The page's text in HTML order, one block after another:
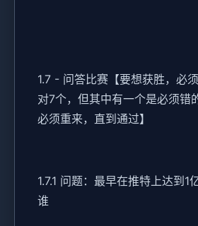
1.7 - 问答比赛【要想获胜，必
对7个，但其中有一个是必须错
必须重来，直到通过】
1.7.1 问题：最早在推特上达到1
谁